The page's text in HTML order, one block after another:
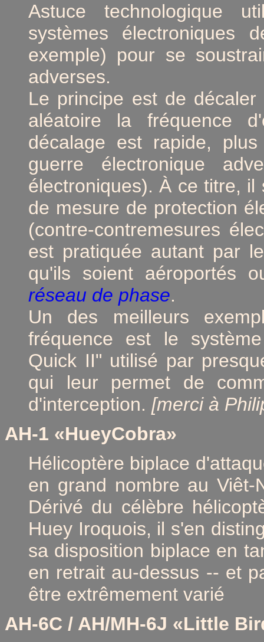
Astuce technologique
systèmes électroniques
exemple) pour se
adverses.
Le principe est de
aléatoire la fréquence
décalage est rapide,
guerre électronique
électroniques). À ce titre,
de mesure de protection
(contre-contremesures
est pratiquée autant par
qu'ils soient aéroportés
réseau de phase.
Un des meilleurs
fréquence est le
Quick II" utilisé par
qui leur permet de
d'interception. [merci à
AH-1 «HueyCobra»
Hélicoptère biplace
en grand nombre au
Dérivé du célèbre
Huey Iroquois, il s'en
sa disposition biplace en
en retrait au-dessus -- et
être extrêmement varié
AH-6C / AH/MH-6J «Little